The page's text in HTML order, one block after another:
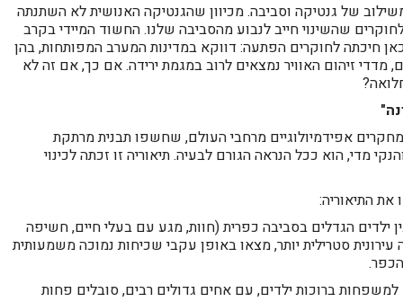
של גנטיקה וסביבה. מכיוון שהגנטיקה האנושית לא השתנתה
שהשינוי חייב לנבוע מהסביבה שלנו. החשוד המיידי בקרב
חיכתה לחוקרים הפתעה: דווקא במדינות המערב המפותחות, בהן
זיהום האוויר נמצאים לרוב במגמת ירידה. אם כך, אם זה לא
אפידמיולוגיים מרחבי העולם, שחשפו תבנית מרתקת
מדי, הוא ככל הנראה הגורם לבעיה. תיאוריה זו זכתה לכינוי
התיאוריה:
ילדים הגדלים בסביבה כפרית (חוות, מגע עם בעלי חיים, חשיפה
עירונית סטרילית יותר, מצאו באופן עקבי שכיחות נמוכה משמעותית
למשפחות ברוכות ילדים, עם אחים גדולים רבים, סובלים פחות